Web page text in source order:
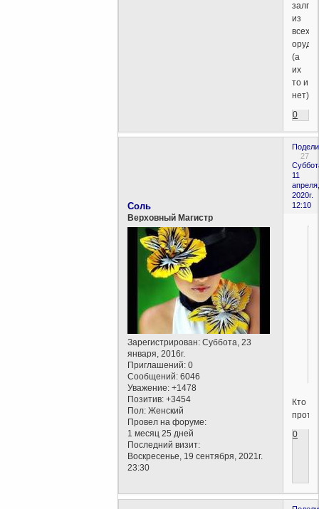
залп
из
всех
(а
их
то и
нет)
0
27
11
апреля,
2020г.
12:10
Соль
Верховный Магистр
Зарегистрирован: Суббота, 23
января, 2016г.
Приглашений: 0
Сообщений: 6046
Уважение: +1478
Позитив: +3454
Пол: Женский
Провел на форуме:
1 месяц 25 дней
Последний визит:
Воскресенье, 19 сентября, 2021г.
23:30
Кто
0